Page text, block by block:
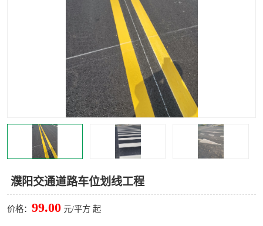
濮阳交通道路车位划线工程
价格： 99.00 元/平方 起